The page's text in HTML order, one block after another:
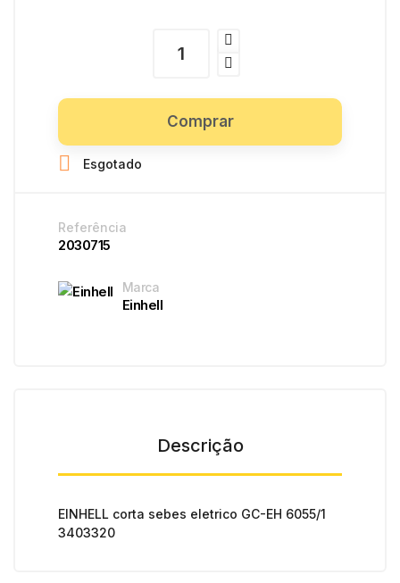
Comprar
 Esgotado
Referência
2030715
Marca
Einhell
Descrição
EINHELL corta sebes eletrico GC-EH 6055/1
3403320